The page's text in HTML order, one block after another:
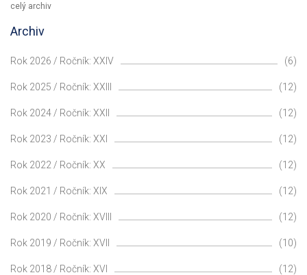
celý archiv
Archiv
Rok 2026 / Ročník: XXIV (6)
Rok 2025 / Ročník: XXIII (12)
Rok 2024 / Ročník: XXII (12)
Rok 2023 / Ročník: XXI (12)
Rok 2022 / Ročník: XX (12)
Rok 2021 / Ročník: XIX (12)
Rok 2020 / Ročník: XVIII (12)
Rok 2019 / Ročník: XVII (10)
Rok 2018 / Ročník: XVI (12)